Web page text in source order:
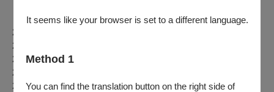
It seems like your browser is set to a different language.
Method 1
You can find the translation button on the right side of
【瘋狂系列】
2010
2011
2012年《瘋狂偶像劇》
2013
2014年《瘋狂電視台Ⅱ選秀風雲》